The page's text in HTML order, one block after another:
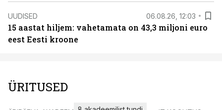
UUDISED 06.08.26, 12:03
15 aastat hiljem: vahetamata on 43,3 miljoni euro
eest Eesti kroone
ÜRITUSED